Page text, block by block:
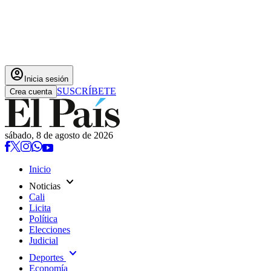
account_circle Inicia sesión
Crea cuenta SUSCRÍBETE
sábado, 8 de agosto de 2026
Inicio
Noticias expand_more
Cali
Licita
Política
Elecciones
Judicial
Deportes expand_more
Economía